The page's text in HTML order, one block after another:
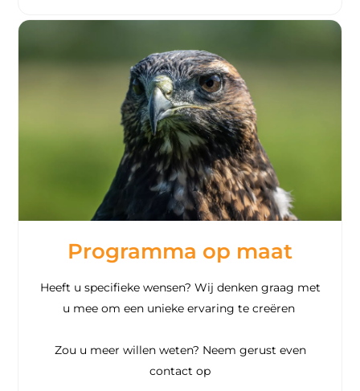
Programma op maat
Heeft u specifieke wensen? Wij denken graag met
u mee om een unieke ervaring te creëren
Zou u meer willen weten? Neem gerust even
contact op